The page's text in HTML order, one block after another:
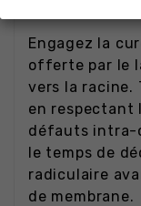
Engagez la
offerte par le
vers la racine.
en respectant
défauts intra-
le temps de
radiculaire
de membrane.